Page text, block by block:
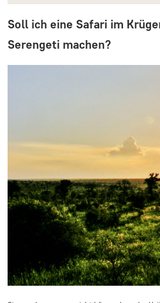
Soll ich eine Safari im
Serengeti machen?